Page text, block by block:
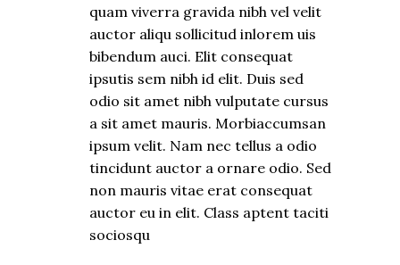
quam viverra gravida nibh vel velit
auctor aliqu sollicitud inlorem uis
bibendum auci. Elit consequat
ipsutis sem nibh id elit. Duis sed
odio sit amet nibh vulputate cursus
a sit amet mauris. Morbiaccumsan
ipsum velit. Nam nec tellus a odio
tincidunt auctor a ornare odio. Sed
non mauris vitae erat consequat
auctor eu in elit. Class aptent taciti
sociosqu